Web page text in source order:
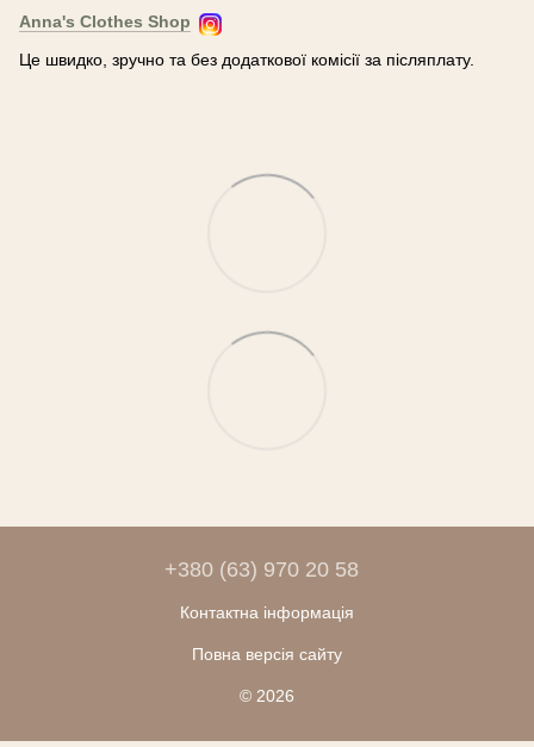
Anna's Clothes Shop
Це швидко, зручно та без додаткової комісії за післяплату.
+380 (63) 970 20 58
Контактна інформація
Повна версія сайту
© 2026